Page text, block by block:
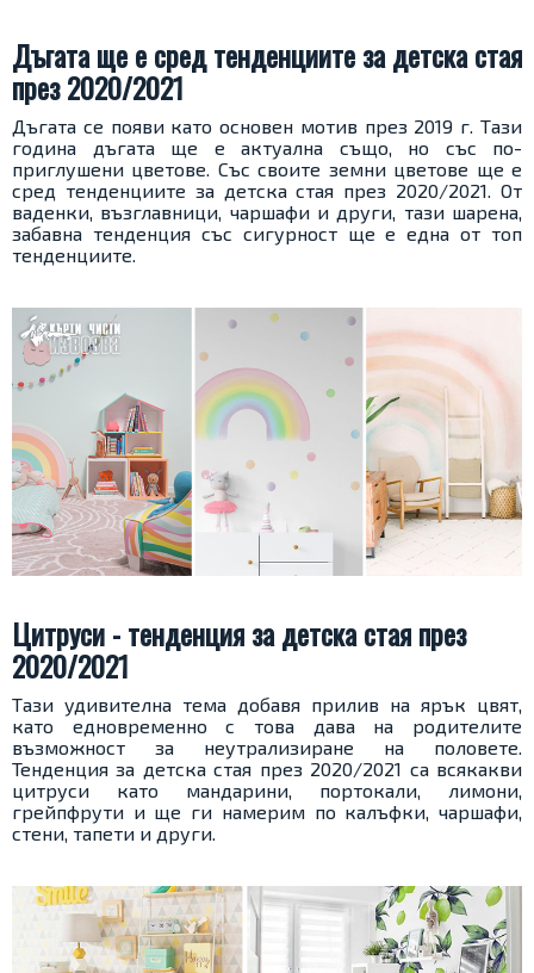
Дъгата ще е сред тенденциите за детска стая
през 2020/2021
Дъгата се появи като основен мотив през 2019 г. Тази
година дъгата ще е актуална също, но със по-
приглушени цветове. Със своите земни цветове ще е
сред тенденциите за детска стая през 2020/2021. От
ваденки, възглавници, чаршафи и други, тази шарена,
забавна тенденция със сигурност ще е една от топ
тенденциите.
Цитруси - тенденция за детска стая през
2020/2021
Тази удивителна тема добавя прилив на ярък цвят,
като едновременно с това дава на родителите
възможност за неутрализиране на половете.
Тенденция за детска стая през 2020/2021 са всякакви
цитруси като мандарини, портокали, лимони,
грейпфрути и ще ги намерим по калъфки, чаршафи,
стени, тапети и други.